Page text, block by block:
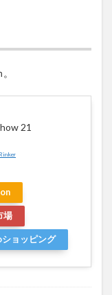
21
Rinker
場
ショッピング